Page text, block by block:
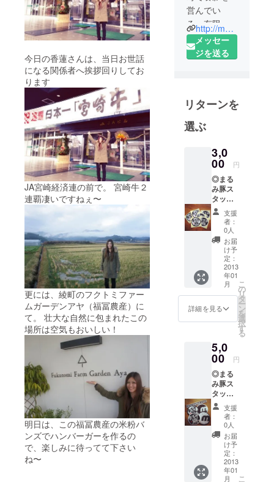
今日の香蓮さんは、当日お世話
になる関係者へ挨拶回りしてお
ります
JA宮崎経済連の前で。 宮崎牛２
連覇凄いですねぇ〜
更には、綾町のフクトミファー
ムガーデンアヤ（福冨農産）に
て。 壮大な自然に包まれたこの
場所は空気もおいしい！
明日は、この福冨農産の米粉バ
ンズでハンバーガーを作るの
で、楽しみに待ってて下さい
ね〜
営んでい
る、有限会
社協同
ファームの
ん）」で
す。
2010年口蹄
あい、8,235
頭もの豚を
失うも、翌
年9月には再
出荷を果た
す。
若い社長と
スタッフを
中心に、生
産から加
工・販売ま
で頑張って
います！
とも応援宜
しくお願い
致します。
http://marumiton.com
メッセー
ジを送る
リターンを
選ぶ
3,0
00 円
◎まる
み豚ス
タッフ
より、
当日の
画像つ
きのサ
ンクス
メール
◎まる
み豚ス
テッ
カー ◎
まるみ
豚リー
フレッ
るみ豚
缶バッ
ヂ１種
類（種
類は選
べませ
ん）
or
まるみ
豚ハン
バー
ガー引
換券１
支援
者：
0人
お届
け予
定：
2013
年01
月
詳細を見る
こ
の
リ
タ
ー
ン
を
選
択
す
る
5,0
00 円
◎まる
み豚ス
タッフ
より、
当日の
画像つ
きのサ
ンクス
メール
◎まる
み豚ス
支援
者：
0人
お届
け予
定：
2013
年01
月
こ